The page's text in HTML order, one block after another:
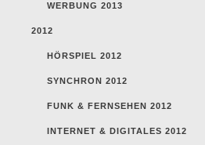
WERBUNG 2013
2012
HÖRSPIEL 2012
SYNCHRON 2012
FUNK & FERNSEHEN 2012
INTERNET & DIGITALES 2012